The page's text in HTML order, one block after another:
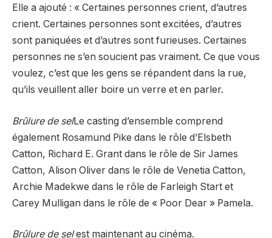
Elle a ajouté : « Certaines personnes crient, d’autres
crient. Certaines personnes sont excitées, d’autres
sont paniquées et d’autres sont furieuses. Certaines
personnes ne s’en soucient pas vraiment. Ce que vous
voulez, c’est que les gens se répandent dans la rue,
qu’ils veuillent aller boire un verre et en parler.
Brûlure de selLe casting d’ensemble comprend
également Rosamund Pike dans le rôle d’Elsbeth
Catton, Richard E. Grant dans le rôle de Sir James
Catton, Alison Oliver dans le rôle de Venetia Catton,
Archie Madekwe dans le rôle de Farleigh Start et
Carey Mulligan dans le rôle de « Poor Dear » Pamela.
Brûlure de selest maintenant au cinéma.